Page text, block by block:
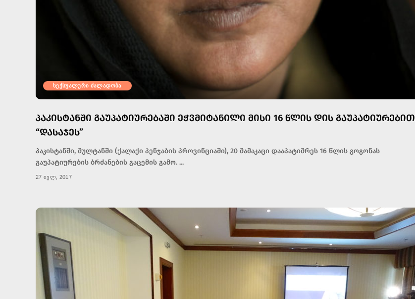
სექსუალური ძალადობა
ᲞᲐᲙᲘᲡᲢᲐᲜᲨᲘ ᲒᲐᲣᲞᲐᲢᲘᲣᲠᲔᲑᲐᲨᲘ ᲔᲭᲕᲛᲘᲢᲐᲜᲘᲚᲘ ᲛᲘᲡᲘ 16 ᲬᲚᲘᲡ ᲓᲘᲡ ᲒᲐᲣᲞᲐᲢᲘᲣᲠᲔᲑᲘᲗ
“ᲓᲐᲡᲐᲯᲔᲡ”
პაკისტანში, მულტანში (ქალაქი პენჯაბის პროვინციაში), 20 მამაკაცი დააპატიმრეს 16 წლის გოგონას
გაუპატიურების ბრძანების გაცემის გამო. ...
27 ივლ, 2017